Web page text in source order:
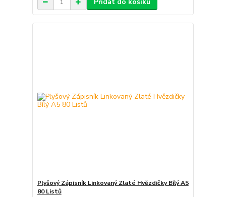
Plyšový Zápisník Linkovaný Zlaté Hvězdičky Bílý A5
80 Listů